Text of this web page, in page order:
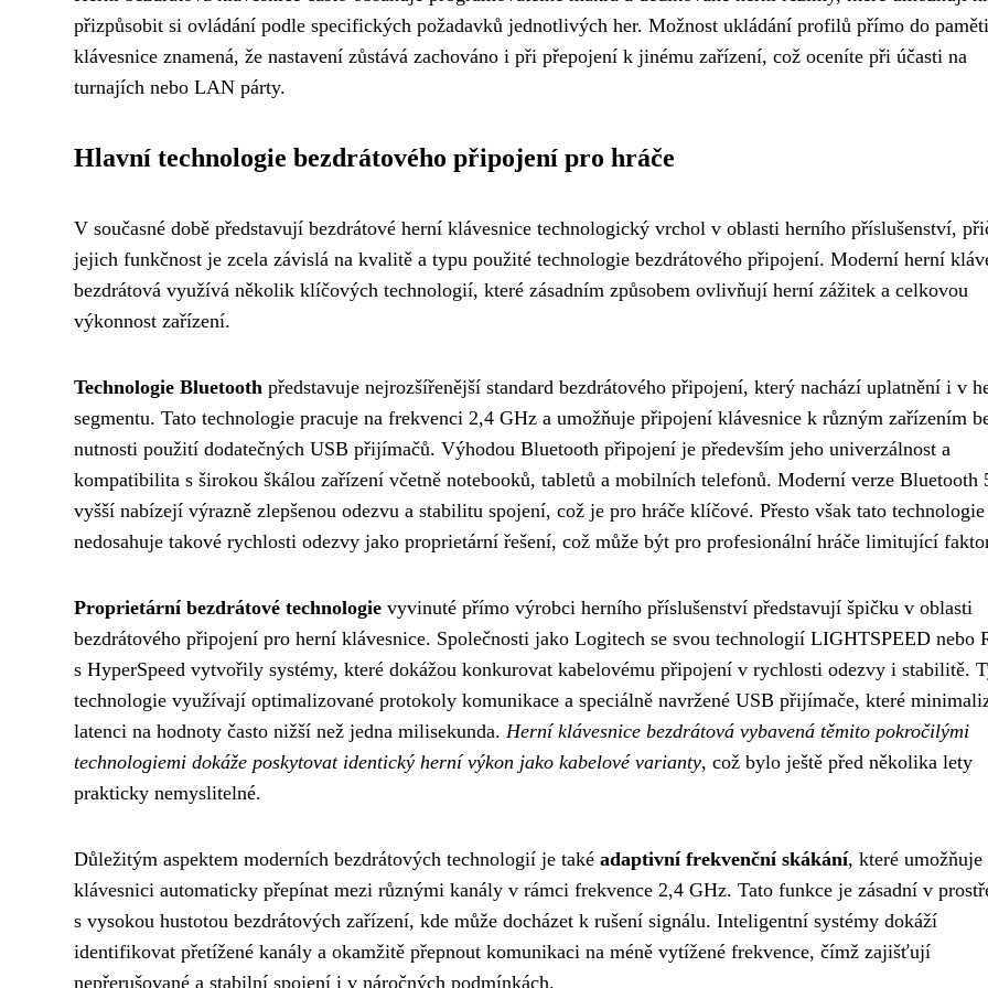
přizpůsobit si ovládání podle specifických požadavků jednotlivých her. Možnost ukládání profilů přímo do paměti
klávesnice znamená, že nastavení zůstává zachováno i při přepojení k jinému zařízení, což oceníte při účasti na
turnajích nebo LAN párty.
Hlavní technologie bezdrátového připojení pro hráče
V současné době představují bezdrátové herní klávesnice technologický vrchol v oblasti herního příslušenství,
jejich funkčnost je zcela závislá na kvalitě a typu použité technologie bezdrátového připojení. Moderní herní
bezdrátová využívá několik klíčových technologií, které zásadním způsobem ovlivňují herní zážitek a celkovou
výkonnost zařízení.
Technologie Bluetooth představuje nejrozšířenější standard bezdrátového připojení, který nachází uplatnění i v
segmentu. Tato technologie pracuje na frekvenci 2,4 GHz a umožňuje připojení klávesnice k různým zařízením
nutnosti použití dodatečných USB přijímačů. Výhodou Bluetooth připojení je především jeho univerzálnost a
kompatibilita s širokou škálou zařízení včetně notebooků, tabletů a mobilních telefonů. Moderní verze Bluetooth
vyšší nabízejí výrazně zlepšenou odezvu a stabilitu spojení, což je pro hráče klíčové. Přesto však tato technologie
nedosahuje takové rychlosti odezvy jako proprietární řešení, což může být pro profesionální hráče limitující
Proprietární bezdrátové technologie vyvinuté přímo výrobci herního příslušenství představují špičku v oblasti
bezdrátového připojení pro herní klávesnice. Společnosti jako Logitech se svou technologií LIGHTSPEED nebo
s HyperSpeed vytvořily systémy, které dokážou konkurovat kabelovému připojení v rychlosti odezvy i stabilitě.
technologie využívají optimalizované protokoly komunikace a speciálně navržené USB přijímače, které
latenci na hodnoty často nižší než jedna milisekunda. Herní klávesnice bezdrátová vybavená těmito pokročilými
technologiemi dokáže poskytovat identický herní výkon jako kabelové varianty, což bylo ještě před několika lety
prakticky nemyslitelné.
Důležitým aspektem moderních bezdrátových technologií je také adaptivní frekvenční skákání, které umožňuje
klávesnici automaticky přepínat mezi různými kanály v rámci frekvence 2,4 GHz. Tato funkce je zásadní v
s vysokou hustotou bezdrátových zařízení, kde může docházet k rušení signálu. Inteligentní systémy dokáží
identifikovat přetížené kanály a okamžitě přepnout komunikaci na méně vytížené frekvence, čímž zajišťují
nepřerušované a stabilní spojení i v náročných podmínkách.